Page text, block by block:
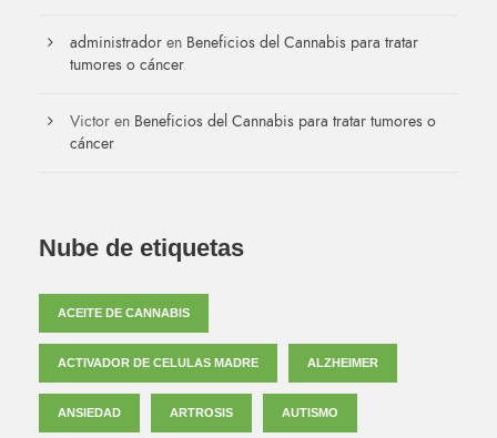
administrador en Beneficios del Cannabis para tratar
tumores o cáncer
Victor en Beneficios del Cannabis para tratar tumores o
cáncer
Nube de etiquetas
ACEITE DE CANNABIS
ACTIVADOR DE CELULAS MADRE ALZHEIMER
ANSIEDAD ARTROSIS AUTISMO